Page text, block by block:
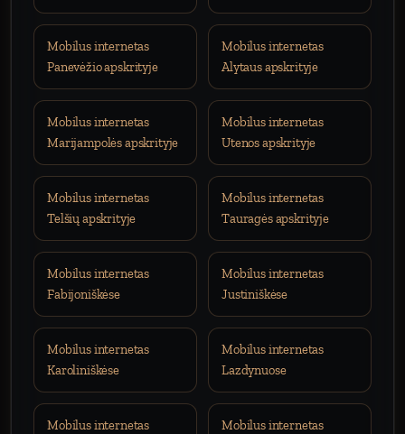
Mobilus internetas
Panevėžio apskrityje
Mobilus internetas
Alytaus apskrityje
Mobilus internetas
Marijampolės apskrityje
Mobilus internetas
Utenos apskrityje
Mobilus internetas
Telšių apskrityje
Mobilus internetas
Tauragės apskrityje
Mobilus internetas
Fabijoniškėse
Mobilus internetas
Justiniškėse
Mobilus internetas
Karoliniškėse
Mobilus internetas
Lazdynuose
Mobilus internetas
Mobilus internetas